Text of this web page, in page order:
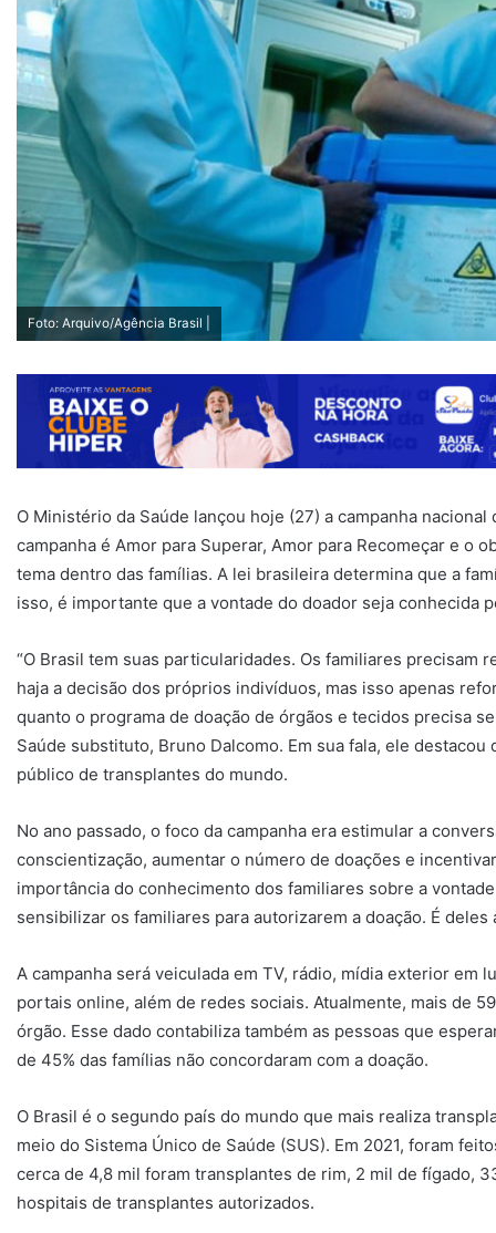
Foto: Arquivo/Agência Brasil |
O Ministério da Saúde lançou hoje (27) a campanha
campanha é Amor para Superar, Amor para Recomeçar e o
tema dentro das famílias. A lei brasileira determina que a
isso, é importante que a vontade do doador seja conhecida
“O Brasil tem suas particularidades. Os familiares precisam
haja a decisão dos próprios indivíduos, mas isso apenas
quanto o programa de doação de órgãos e tecidos precisa
Saúde substituto, Bruno Dalcomo. Em sua fala, ele
público de transplantes do mundo.
No ano passado, o foco da campanha era estimular a
conscientização, aumentar o número de doações e
importância do conhecimento dos familiares sobre a
sensibilizar os familiares para autorizarem a doação. É deles
A campanha será veiculada em TV, rádio, mídia exterior em
portais online, além de redes sociais. Atualmente, mais de
órgão. Esse dado contabiliza também as pessoas que
de 45% das famílias não concordaram com a doação.
O Brasil é o segundo país do mundo que mais realiza
meio do Sistema Único de Saúde (SUS). Em 2021, foram
cerca de 4,8 mil foram transplantes de rim, 2 mil de fígado,
hospitais de transplantes autorizados.